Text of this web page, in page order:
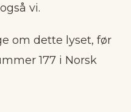
vi.
om dette lyset, før
177 i Norsk